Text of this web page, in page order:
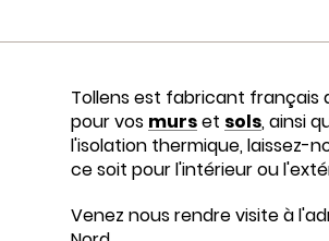
Tollens est fabricant français
pour vos murset sols, ainsi
l'isolation thermique, laissez-
ce soit pour l'intérieur ou
Venez nous rendre visite à